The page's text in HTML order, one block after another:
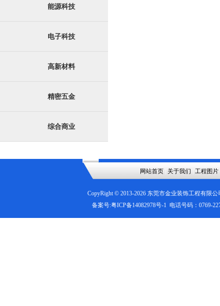
能源科技
电子科技
高新材料
精密五金
综合商业
网站首页| 关于我们 工程图片
CopyRight © 2013-2026 东莞市金业装饰工程有限公
备案号:粤ICP备14082978号-1 电话号码：0769-